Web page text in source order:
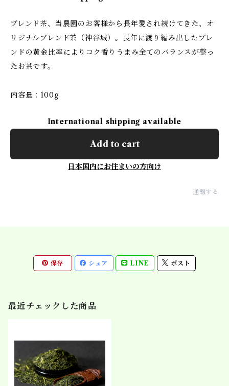
ブレンド茶、当農園のお客様から長年愛され続けてきた、オ
リジナルブレンド茶（神谷城）。長年に渡り編み出したブレ
ンドの黄金比率によりコク香りうまみ全てのバランスが整っ
たお茶です。
内容量：100g
International shipping available
Add to cart
日本国内にお住まいの方向け
通報する
保存 シェア LINE ポスト
最近チェックした商品